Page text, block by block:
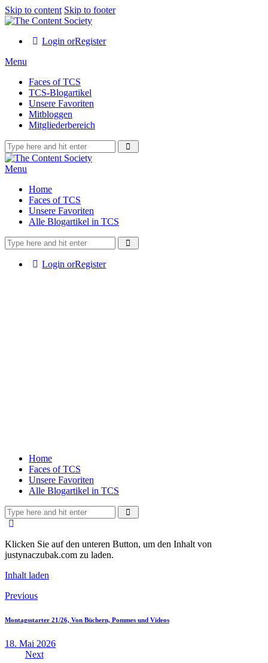
Skip to content Skip to footer
Login orRegister
Menu
Faces of TCS
TCS-Blogartikel
Unsere Favoriten
Mitbloggen
Mitgliederbereich
Menu
Home
Faces of TCS
Unsere Favoriten
Alle Blogartikel in TCS
Login orRegister
Home
Faces of TCS
Unsere Favoriten
Alle Blogartikel in TCS
Klicken Sie auf den unteren Button, um den Inhalt von
justynaczubak.com zu laden.
Inhalt laden
Beitragsnavigation
Previous
Montagsstarter 21/26, Von Büchern, Pommes und Videos
18. Mai 2026
Next